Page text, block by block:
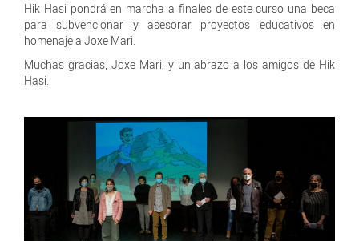
Hik Hasi pondrá en marcha a finales de este curso una beca
para subvencionar y asesorar proyectos educativos en
homenaje a Joxe Mari.
Muchas gracias, Joxe Mari, y un abrazo a los amigos de Hik
Hasi.